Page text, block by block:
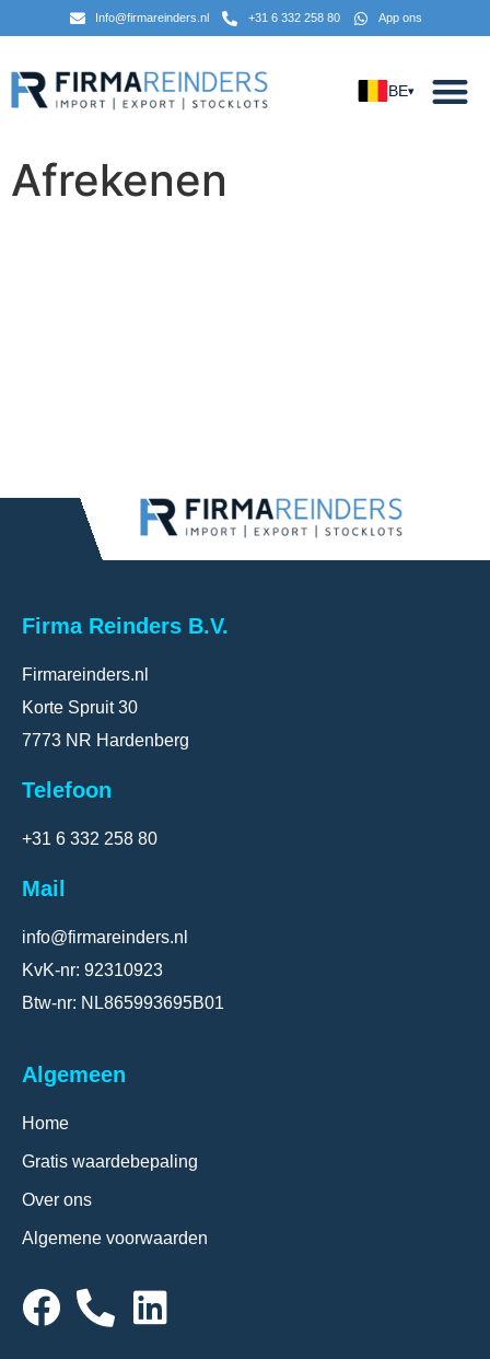
Info@firmareinders.nl +31 6 332 258 80 App ons
BE▾
Afrekenen
Firma Reinders B.V.
Firmareinders.nl
Korte Spruit 30
7773 NR Hardenberg
Telefoon
+31 6 332 258 80
Mail
info@firmareinders.nl
KvK-nr: 92310923
Btw-nr: NL865993695B01
Algemeen
Home
Gratis waardebepaling
Over ons
Algemene voorwaarden